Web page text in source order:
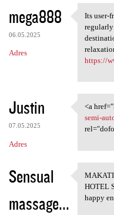
mega888
06.05.2025
Adres
Its
Its user-
https://
Justin
07.05.2025
Adres
<a
<a href="
semi-
Sensual
massage...
MAKATI
HOTEL
happy